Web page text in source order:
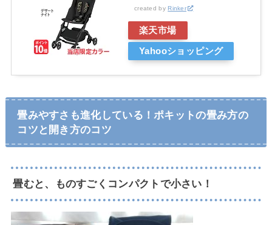
created byRinker
楽天市場
Yahooショッピング
畳みやすさも進化している！ポキットの畳み方の
コツと開き方のコツ
畳むと、ものすごくコンパクトで小さい！